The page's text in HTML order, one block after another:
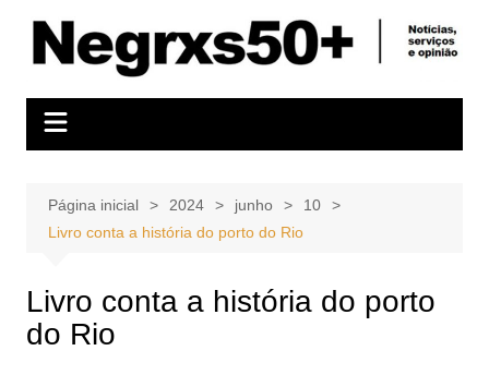
conteúdo
Página inicial 2024 junho
10
Livro conta a história do porto do Rio
Livro conta a história do porto
do Rio